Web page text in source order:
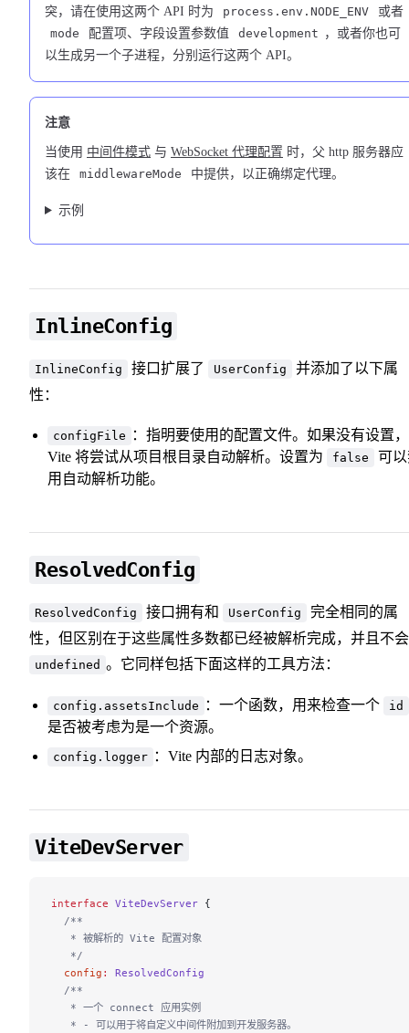
突，请在使用这两个 API 时为
process.env.NODE_ENV
或者
mode
配置项、字段设置参数值 development ，或者你也可
以生成另一个子进程，分别运行这两个 API。
注意
当使用 中间件模式 与 WebSocket 代理配置 时，父 http 服务器应
该在
middlewareMode 中提供，以正确绑定代理。
示例
InlineConfig
InlineConfig 接口扩展了 UserConfig
并添加了以下属
性：
configFile
：指明要使用的配置文件。如果没有设置，
Vite 将尝试从项目根目录自动解析。设置为
false
可
用自动解析功能。
ResolvedConfig
ResolvedConfig 接口拥有和 UserConfig
完全相同的属
性，但区别在于这些属性多数都已经被解析完成，并且不
undefined 。它同样包括下面这样的工具方法：
config.assetsInclude ：一个函数，用来检查一个 id
是否被考虑为是一个资源。
config.logger ：Vite 内部的日志对象。
ViteDevServer
interface ViteDevServer {
  /**
   * 被解析的 Vite 配置对象
   */
  config
:
ResolvedConfig
  /**
   * 一个 connect 应用实例
   * - 可以用于将自定义中间件附加到开发服务器。